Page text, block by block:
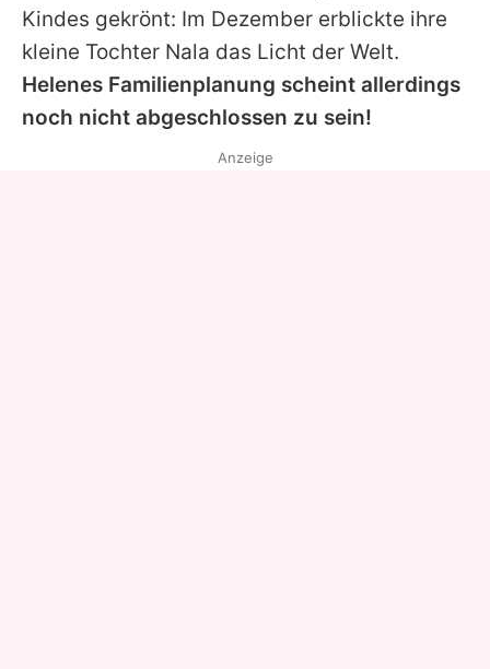
Kindes gekrönt: Im Dezember erblickte ihre
kleine Tochter Nala das Licht der Welt.
Helenes Familienplanung scheint allerdings
noch nicht abgeschlossen zu sein!
Anzeige